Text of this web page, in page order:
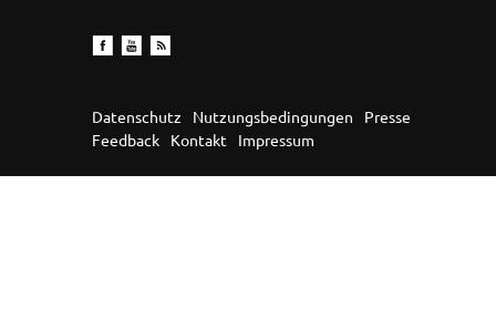
Datenschutz Nutzungsbedingungen
Presse
Feedback
Kontakt Impressum